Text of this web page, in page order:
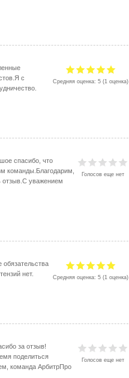
Средняя оценка: 5 (1 оценка)
с
Голосов еще нет
спасибо, что
команды.Благодарим,
отзыв.С уважением
Средняя оценка: 5 (1 оценка)
нет.
Голосов еще нет
за отзыв!
поделиться
команда АрбитрПро